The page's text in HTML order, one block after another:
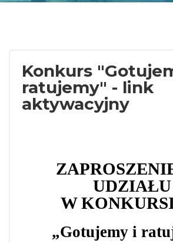
Konkurs
ratujemy" - link
aktywacyjny
UDZIAŁU
W
„Gotujemy i